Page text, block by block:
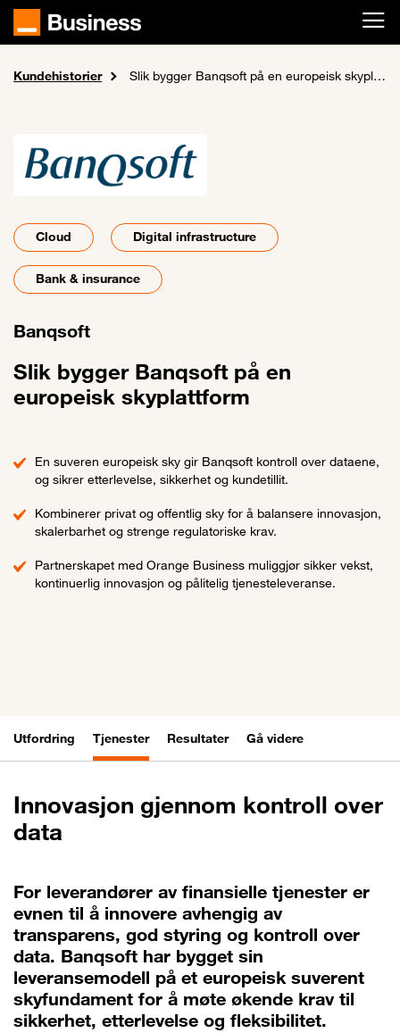
Skip to main content
Home
Kundehistorier Slik bygger Banqsoft på en europeisk skyplattform
Cloud Digital infrastructure
Bank & insurance
Banqsoft
Slik bygger Banqsoft på en
europeisk skyplattform
En suveren europeisk sky gir Banqsoft kontroll over dataene,
og sikrer etterlevelse, sikkerhet og kundetillit.
Kombinerer privat og offentlig sky for å balansere innovasjon,
skalerbarhet og strenge regulatoriske krav.
Partnerskapet med Orange Business muliggjør sikker vekst,
kontinuerlig innovasjon og pålitelig tjenesteleveranse.
Utfordring Tjenester Resultater Gå videre
Innovasjon gjennom kontroll over
data
For leverandører av finansielle tjenester er
evnen til å innovere avhengig av
transparens, god styring og kontroll over
data. Banqsoft har bygget sin
leveransemodell på et europeisk suverent
skyfundament for å møte økende krav til
sikkerhet, etterlevelse og fleksibilitet.